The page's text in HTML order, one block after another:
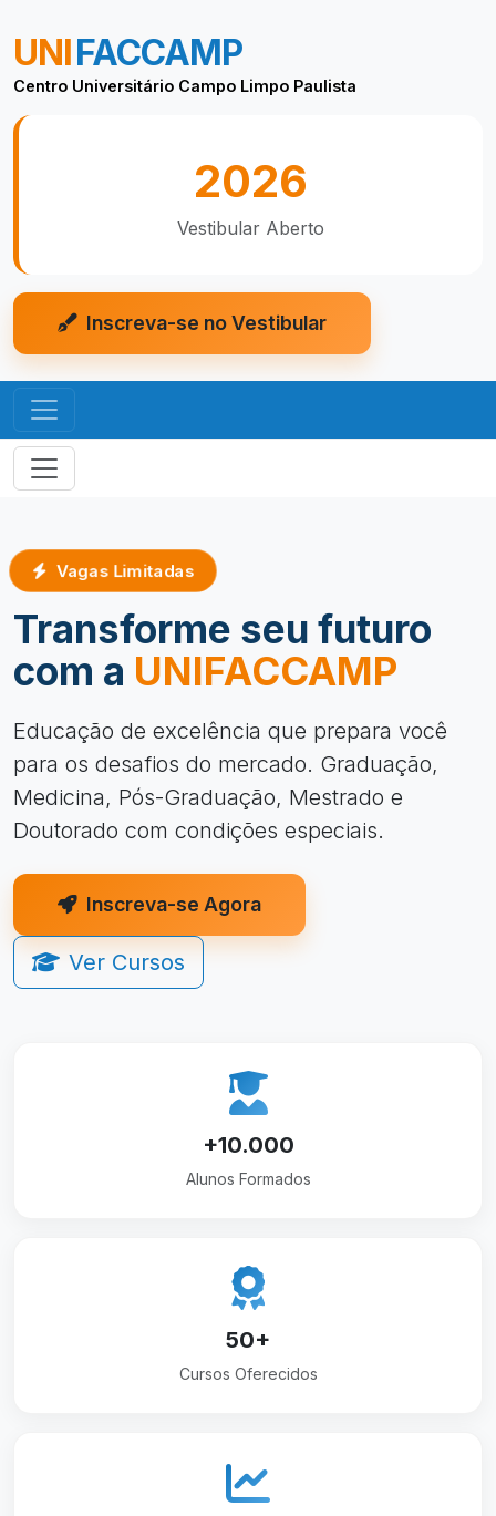
UNIFACCAMP
Centro Universitário Campo Limpo Paulista
2026
Vestibular Aberto
Inscreva-se no Vestibular
Vagas Limitadas
Transforme seu futuro
com a UNIFACCAMP
Educação de excelência que prepara você
para os desafios do mercado. Graduação,
Medicina, Pós-Graduação, Mestrado e
Doutorado com condições especiais.
Inscreva-se Agora
Ver Cursos
+10.000
Alunos Formados
50+
Cursos Oferecidos